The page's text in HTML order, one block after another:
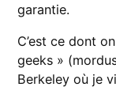
garantie.
C’est ce dont
geeks »
Berkeley où je